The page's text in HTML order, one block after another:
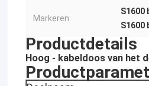
Markeren:
S1600
S1600
Productdetails
Hoog - kabeldoos van het